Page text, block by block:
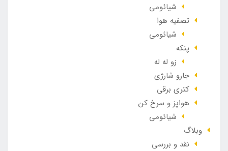
شیائومی
تصفیه هوا
شیائومی
پنکه
زو له له
جارو شارژی
کتری برقی
هواپز و سرخ کن
شیائومی
وبلاگ
نقد و بررسی